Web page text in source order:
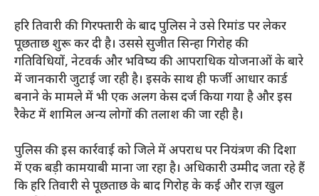
हरि तिवारी की गिरफ्तारी के बाद पुलिस ने उसे रिमांड पर लेकर
पूछताछ शुरू कर दी है। उससे सुजीत सिन्हा गिरोह की
गतिविधियों, नेटवर्क और भविष्य की आपराधिक योजनाओं के बारे
में जानकारी जुटाई जा रही है। इसके साथ ही फर्जी आधार कार्ड
बनाने के मामले में भी एक अलग केस दर्ज किया गया है और इस
रैकेट में शामिल अन्य लोगों की तलाश की जा रही है।
पुलिस की इस कार्रवाई को जिले में अपराध पर नियंत्रण की दिशा
में एक बड़ी कामयाबी माना जा रहा है। अधिकारी उम्मीद जता रहे हैं
कि हरि तिवारी से पूछताछ के बाद गिरोह के कई और राज़ खुल